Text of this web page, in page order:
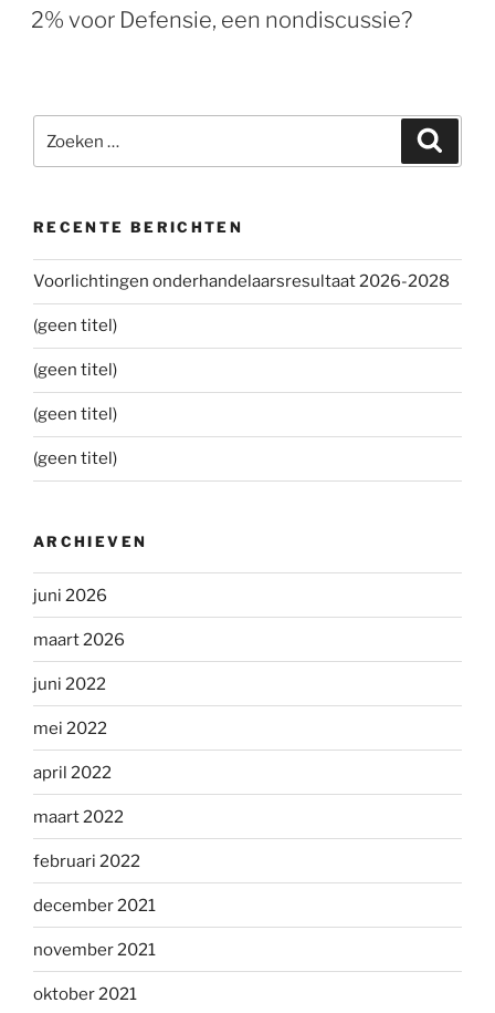
OP
2% voor Defensie, een nondiscussie?
naar:
RECENTE BERICHTEN
Voorlichtingen onderhandelaarsresultaat 2026-2028
(geen titel)
(geen titel)
(geen titel)
(geen titel)
ARCHIEVEN
juni 2026
maart 2026
juni 2022
mei 2022
april 2022
maart 2022
februari 2022
december 2021
november 2021
oktober 2021